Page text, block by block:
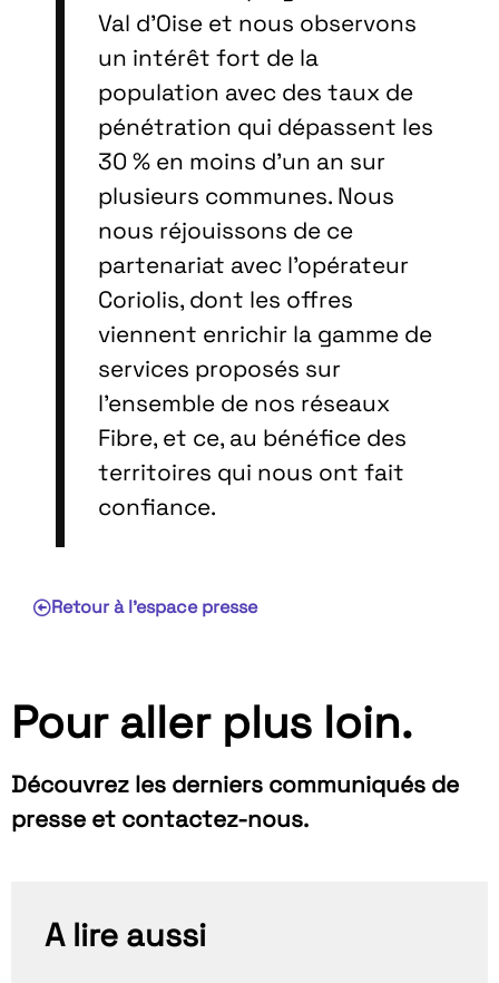
Val d’Oise et nous observons
un intérêt fort de la
population avec des taux de
pénétration qui dépassent les
30 % en moins d’un an sur
plusieurs communes. Nous
nous réjouissons de ce
partenariat avec l’opérateur
Coriolis, dont les offres
viennent enrichir la gamme de
services proposés sur
l’ensemble de nos réseaux
Fibre, et ce, au bénéfice des
territoires qui nous ont fait
confiance.
Retour à l'espace presse
Pour aller plus loin.
Découvrez les derniers communiqués de
presse et contactez-nous.
A lire aussi